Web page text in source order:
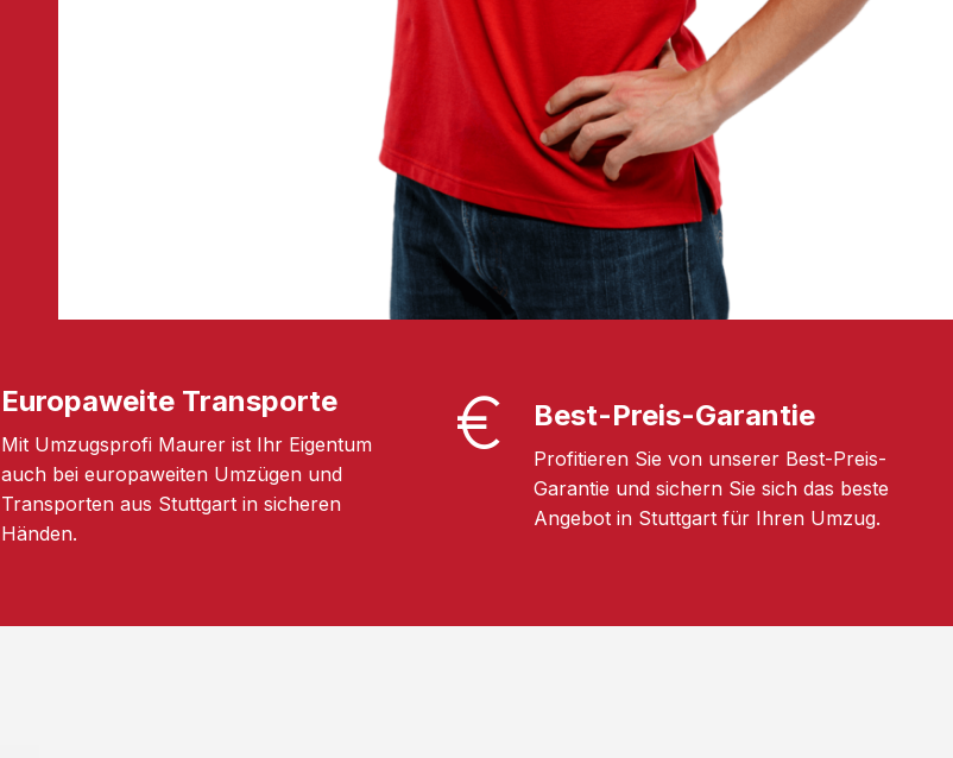
Europaweite Transporte
Mit Umzugsprofi Maurer ist Ihr Eigentum
auch bei europaweiten Umzügen und
Transporten aus Stuttgart in sicheren
Händen.
Best-Preis-Garantie
Profitieren Sie von unserer Best-Preis-
Garantie und sichern Sie sich das beste
Angebot in Stuttgart für Ihren Umzug.